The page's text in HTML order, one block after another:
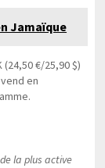
Jamaïque
€/25,90 $)
en
la plus active